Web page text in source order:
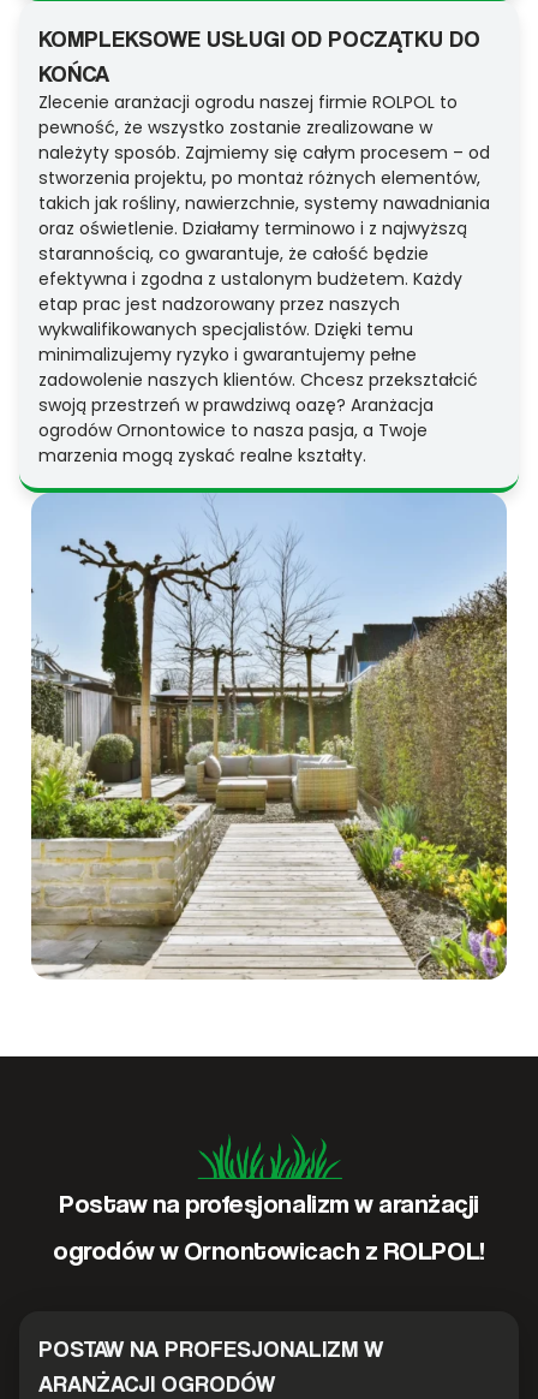
KOMPLEKSOWE USŁUGI OD POCZĄTKU DO
KOŃCA
Zlecenie aranżacji ogrodu naszej firmie ROLPOL to
pewność, że wszystko zostanie zrealizowane w
należyty sposób. Zajmiemy się całym procesem – od
stworzenia projektu, po montaż różnych elementów,
takich jak rośliny, nawierzchnie, systemy nawadniania
oraz oświetlenie. Działamy terminowo i z najwyższą
starannością, co gwarantuje, że całość będzie
efektywna i zgodna z ustalonym budżetem. Każdy
etap prac jest nadzorowany przez naszych
wykwalifikowanych specjalistów. Dzięki temu
minimalizujemy ryzyko i gwarantujemy pełne
zadowolenie naszych klientów. Chcesz przekształcić
swoją przestrzeń w prawdziwą oazę? Aranżacja
ogrodów Ornontowice to nasza pasja, a Twoje
marzenia mogą zyskać realne kształty.
Postaw na profesjonalizm w aranżacji
ogrodów w Ornontowicach z ROLPOL!
POSTAW NA PROFESJONALIZM W
ARANŻACJI OGRODÓW